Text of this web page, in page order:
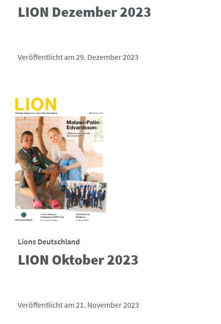
LION Dezember 2023
Veröffentlicht am 29. Dezember 2023
Lions Deutschland
LION Oktober 2023
Veröffentlicht am 21. November 2023